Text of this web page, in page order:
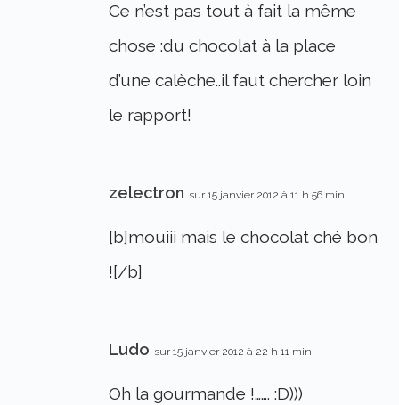
Ce n’est pas tout à fait la même
chose :du chocolat à la place
d’une calèche..il faut chercher loin
le rapport!
zelectron sur 15 janvier 2012 à 11 h 56 min
[b]mouiii mais le chocolat ché bon
![/b]
Ludo sur 15 janvier 2012 à 22 h 11 min
Oh la gourmande !……. :D)))